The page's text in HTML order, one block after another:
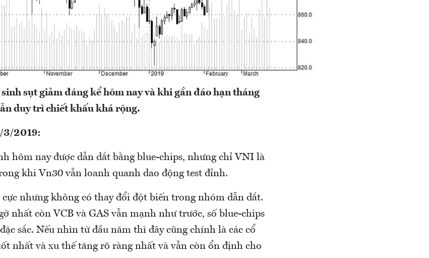
sụt giảm đáng kể hôm nay và khi gần đáo hạn tháng
duy trì chiết khấu khá rộng.
3/2019:
hôm nay được dẫn dắt bằng blue-chips, nhưng chỉ VNI là
khi Vn30 vẫn loanh quanh dao động test đỉnh.
nhưng không có thay đổi đột biến trong nhóm dẫn dắt.
nhất còn VCB và GAS vẫn mạnh như trước, số blue-chips
sắc. Nếu nhìn từ đầu năm thì đây cũng chính là các cổ
nhất và xu thế tăng rõ ràng nhất và vẫn còn ổn định cho